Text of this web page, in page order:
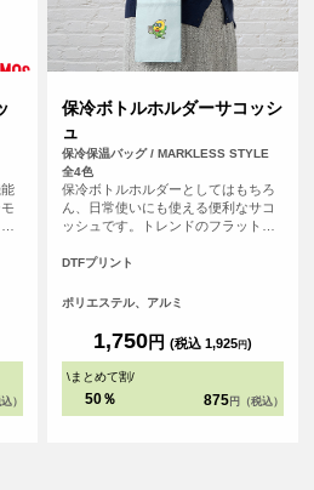
）
保冷ボトルホルダーサコッシ
ュ
保冷保温バッグ / MARKLESS STYLE
全4色
保冷ボトルホルダーとしてはもちろ
ん、日常使いにも使える便利なサコ
ッシュです。トレンドのフラット型
ろん、日常にもマッチするスタイリ
を入れるのにも便利なサイズ感で、
いただけます。またショルダーは取
り外し・長さ調整が可能なので、保
冷ポーチとして使用することもでき
DTFプリント
ポリエステル、アルミ
1,750円 (税込 1,925円)
\まとめて割/
50％ 875 円（税込）